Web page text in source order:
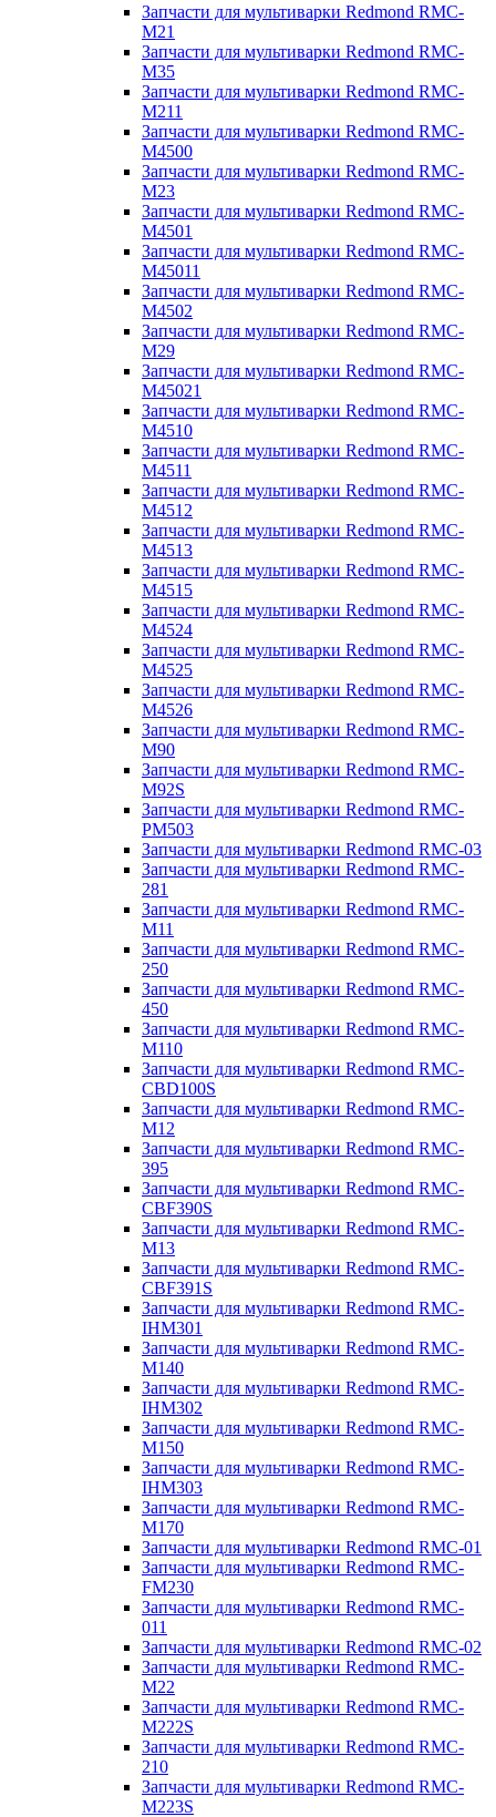
Запчасти для мультиварки Redmond RMC-
M21
Запчасти для мультиварки Redmond RMC-
M35
Запчасти для мультиварки Redmond RMC-
M211
Запчасти для мультиварки Redmond RMC-
M4500
Запчасти для мультиварки Redmond RMC-
M23
Запчасти для мультиварки Redmond RMC-
M4501
Запчасти для мультиварки Redmond RMC-
M45011
Запчасти для мультиварки Redmond RMC-
M4502
Запчасти для мультиварки Redmond RMC-
M29
Запчасти для мультиварки Redmond RMC-
M45021
Запчасти для мультиварки Redmond RMC-
M4510
Запчасти для мультиварки Redmond RMC-
M4511
Запчасти для мультиварки Redmond RMC-
M4512
Запчасти для мультиварки Redmond RMC-
M4513
Запчасти для мультиварки Redmond RMC-
M4515
Запчасти для мультиварки Redmond RMC-
M4524
Запчасти для мультиварки Redmond RMC-
M4525
Запчасти для мультиварки Redmond RMC-
M4526
Запчасти для мультиварки Redmond RMC-
M90
Запчасти для мультиварки Redmond RMC-
M92S
Запчасти для мультиварки Redmond RMC-
PM503
Запчасти для мультиварки Redmond RMC-03
Запчасти для мультиварки Redmond RMC-
281
Запчасти для мультиварки Redmond RMC-
M11
Запчасти для мультиварки Redmond RMC-
250
Запчасти для мультиварки Redmond RMC-
450
Запчасти для мультиварки Redmond RMC-
M110
Запчасти для мультиварки Redmond RMC-
CBD100S
Запчасти для мультиварки Redmond RMC-
M12
Запчасти для мультиварки Redmond RMC-
395
Запчасти для мультиварки Redmond RMC-
CBF390S
Запчасти для мультиварки Redmond RMC-
M13
Запчасти для мультиварки Redmond RMC-
CBF391S
Запчасти для мультиварки Redmond RMC-
IHM301
Запчасти для мультиварки Redmond RMC-
M140
Запчасти для мультиварки Redmond RMC-
IHM302
Запчасти для мультиварки Redmond RMC-
M150
Запчасти для мультиварки Redmond RMC-
IHM303
Запчасти для мультиварки Redmond RMC-
M170
Запчасти для мультиварки Redmond RMC-01
Запчасти для мультиварки Redmond RMC-
FM230
Запчасти для мультиварки Redmond RMC-
011
Запчасти для мультиварки Redmond RMC-02
Запчасти для мультиварки Redmond RMC-
M22
Запчасти для мультиварки Redmond RMC-
M222S
Запчасти для мультиварки Redmond RMC-
210
Запчасти для мультиварки Redmond RMC-
M223S